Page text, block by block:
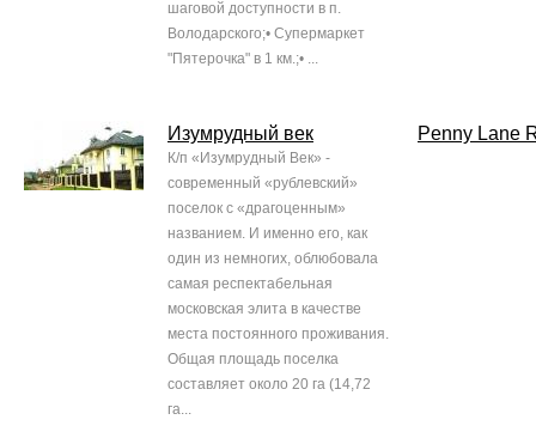
шаговой доступности в п.
Володарского;• Супермаркет
"Пятерочка" в 1 км.;• ...
Изумрудный век
К/п «Изумрудный Век» -
современный «рублевский»
поселок с «драгоценным»
названием. И именно его, как
один из немногих, облюбовала
самая респектабельная
московская элита в качестве
места постоянного проживания.
Общая площадь поселка
составляет около 20 га (14,72
га...
Penny Lane